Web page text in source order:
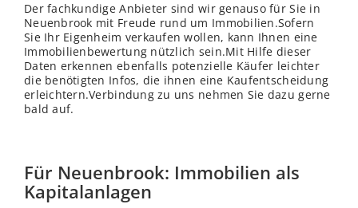
Der fachkundige Anbieter sind wir genauso für Sie in
Neuenbrook mit Freude rund um Immobilien.Sofern
Sie Ihr Eigenheim verkaufen wollen, kann Ihnen eine
Immobilienbewertung nützlich sein.Mit Hilfe dieser
Daten erkennen ebenfalls potenzielle Käufer leichter
die benötigten Infos, die ihnen eine Kaufentscheidung
erleichtern.Verbindung zu uns nehmen Sie dazu gerne
bald auf.
Für Neuenbrook: Immobilien als
Kapitalanlagen